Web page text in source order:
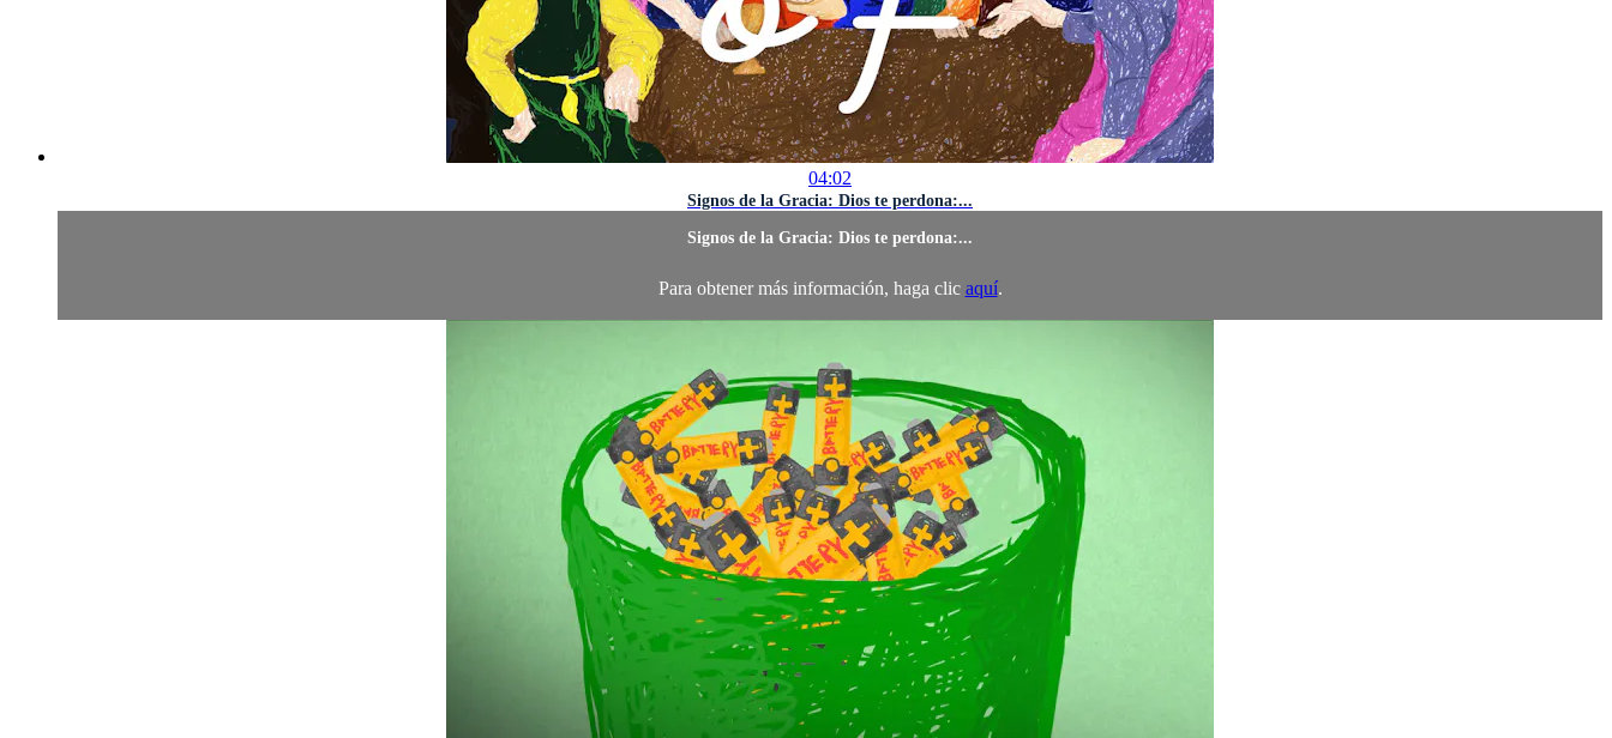
04:02
Signos de la Gracia: Dios te perdona:...
Signos de la Gracia: Dios te perdona:...
Para obtener más información, haga clic aquí.